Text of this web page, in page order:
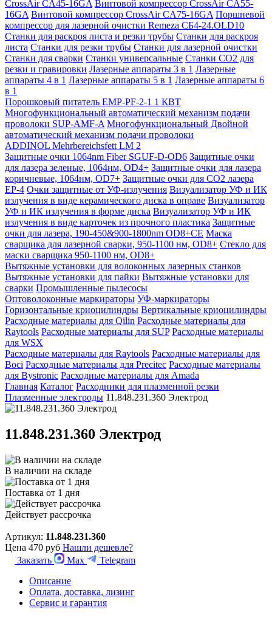
CrossAir CA45-16GA Винтовой компрессор CrossAir CA55-
16GA Винтовой компрессор CrossAir CA75-16GA Поршневой
компрессор для лазерной очистки Remeza СБ4-24.OLD10
Станки для раскроя листа и резки трубы Станки для раскроя
листа Станки для резки трубы Станки для лазерной очистки
Станки для сварки Станки универсальные Станки СО2 для
резки и гравировки Лазерные аппараты 3 в 1 Лазерные
аппараты 4 в 1 Лазерные аппараты 5 в 1 Лазерные аппараты 6
в 1
Порошковый питатель EMP-PF-2-1 1 КВТ
Многофункциональный автоматический механизм подачи
проволоки SUP-AMF-A Многофункциональный Двойной
автоматический механизм подачи проволоки
ADDINOL Mehrbereichsfett LM 2
Защитные очки 1064nm Fiber SGUF-D-OD6 Защитные очки
для лазера зеленые, 1064нм, OD4+ Защитные очки для лазера
коричневые, 1064нм, OD7+ Защитные очки для CO2 лазера
EP-4 Очки защитные от УФ-излучения Визуализатор УФ и ИК
излучения в виде керамического диска в оправе Визуализатор
УФ и ИК излучения в форме диска Визуализатор УФ и ИК
излучения в виде карточек из прочного пластика Защитные
очки для лазера, 190-450&900-1800nm OD8+CE Маска
сварщика для лазерной сварки, 950-1100 нм, OD8+ Стекло для
маски сварщика 950-1100 нм, OD8+
Вытяжные установки для волоконных лазерных станков
Вытяжные установки для пайки Вытяжные установки для
сварки Промышленные пылесосы
Оптоволоконные маркираторы УФ-маркираторы
Горизонтальные криоцилиндры Вертикальные криоцилиндры
Расходные материалы для Qilin Расходные материалы для
Raytools Расходные материалы для SUP Расходные материалы
для WSX
Расходные материалы для Raytools Расходные материалы для
Boci Расходные материалы для Precitec Расходные материалы
для Bystronic Расходные материалы для Amada
Главная Каталог Расходники для плазменной резки
Плазменные электроды 11.848.231.360 Электрод
11.848.231.360 Электрод
В наличии на складе
Поставка от 1 дня
Действует рассрочка
Артикул: 11.848.231.360
Цена 470 руб Нашли дешевле?
Заказать
Max
Telegram
Описание
Оплата, доставка, лизинг
Сервис и гарантия